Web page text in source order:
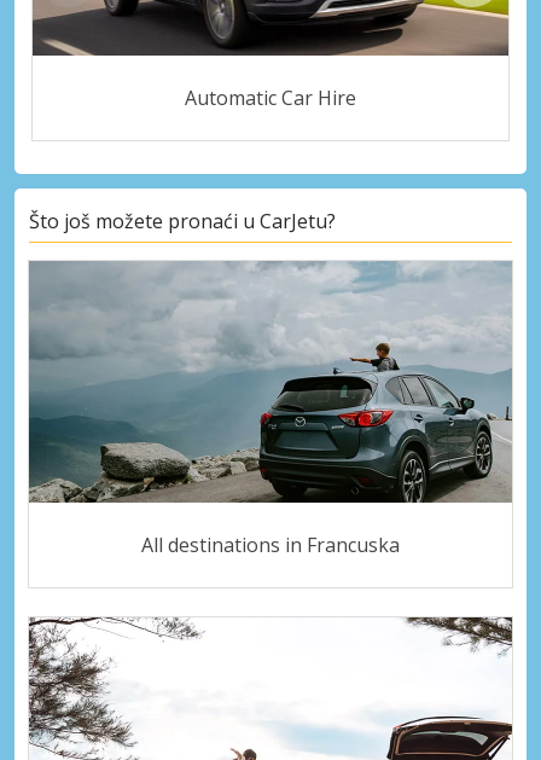
Automatic Car Hire
Što još možete pronaći u CarJetu?
All destinations in Francuska